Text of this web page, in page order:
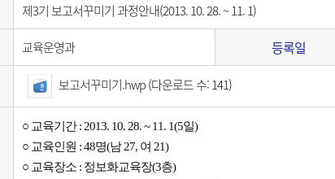
제3기 보고서꾸미기 과정안내(2013. 10. 28. ~ 11. 1)
교육운영과 등록일
보고서꾸미기.hwp(다운로드 수: 141)
○ 교육기간 : 2013. 10. 28. ~ 11. 1(5일)
○ 교육인원 : 48명(남 27, 여 21)
○ 교육장소 : 정보화교육장(3층)